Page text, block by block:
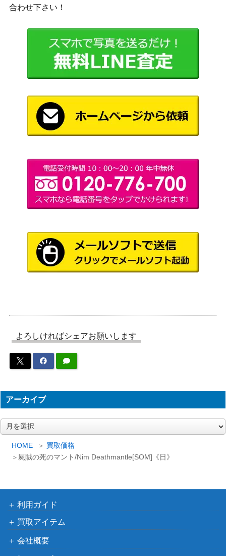
HOME
買取価格
屍賊の死のマント/Nim Deathmantle[SOM]《日》
裂け目の突破/Through the Breach ボ
ーダーレス [INR-BF]《英》
ズ・オブ・
ザ・コース
ト
（イニスト
ラード・リ
運命的不在/Fateful Absence[MID]
《日》
（イニスト
り）
鍛冶の神、パーフォロス/Purphoros,
God of the Forge[THS] 《日》
（テーロ
ス）
【M12】《日》
ト2012）
071 リスティックの研究/Rhystic Stud
Wizards
（エルドレ
LG】《日》
[Foil]対抗呪文/Counterspell ドラフ
ト・セットブースター版 日本画ミステ
（ストリク
ン：魔法学
刻）
背教の主導者、エズーリ/Ezuri, Reneg
ade Leader[SOM]《日》
ンの傷跡）
[Foil] フェアリーの黒幕/Faerie Master 1,400
合わせ下さい！
よろしければシェアお願いします
アーカイブ
ー
利用ガイド
買取アイテム
会社概要